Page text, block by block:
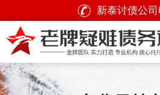
新泰讨债公司